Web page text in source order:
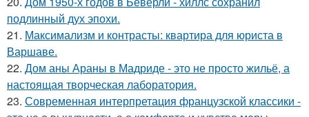
подлинный дух эпохи.
21. Максимализм и контрасты: квартира для юриста в
Варшаве.
22. Дом аны Араны в Мадриде - это не просто жильё, а
настоящая творческая лаборатория.
23. Современная интерпретация французской классики -